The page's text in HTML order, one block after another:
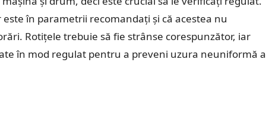
în parametrii recomandați și că acestea nu
Rotițele trebuie să fie strânse corespunzător, iar
în mod regulat pentru a preveni uzura neuniformă a